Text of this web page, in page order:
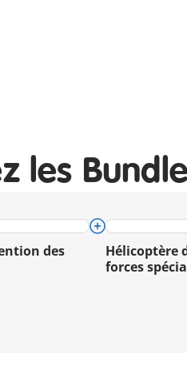
les
des
Hélicoptère
forces